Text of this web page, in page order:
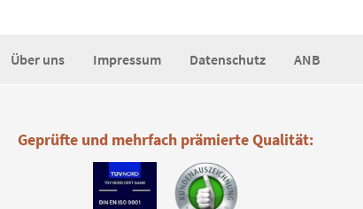
Über uns Impressum Datenschutz ANB
Geprüfte und mehrfach prämierte Qualität: